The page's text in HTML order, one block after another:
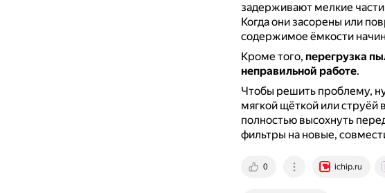
задерживают мелкие
Когда они засорены или
содержимое ёмкости
Кроме того, перегрузка
неправильной работе.
Чтобы решить проблему,
мягкой щёткой или струёй
полностью высохнуть
фильтры на новые,
0 ichip.ru